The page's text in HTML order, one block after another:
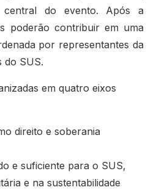
do evento. Após a
poderão contribuir em uma
por representantes da
do SUS.
em quatro eixos
direito e soberania
e suficiente para o SUS,
e na sustentabilidade